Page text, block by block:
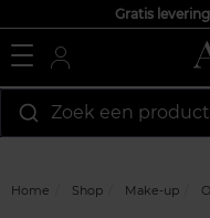
Gratis
Zoek een
Home Shop Make-up